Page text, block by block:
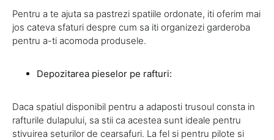
Pentru a te ajuta sa pastrezi spatiile ordonate, iti oferim mai
jos cateva sfaturi despre cum sa iti organizezi garderoba
pentru a-ti acomoda produsele.
Depozitarea pieselor pe rafturi:
Daca spatiul disponibil pentru a adaposti trusoul consta in
rafturile dulapului, sa stii ca acestea sunt ideale pentru
stivuirea seturilor de cearsafuri. La fel si pentru pilote si